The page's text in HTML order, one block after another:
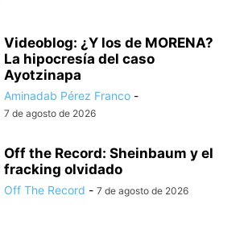
Videoblog: ¿Y los de MORENA?
La hipocresía del caso
Ayotzinapa
Aminadab Pérez Franco -
7 de agosto de 2026
Off the Record: Sheinbaum y el
fracking olvidado
Off The Record - 7 de agosto de 2026